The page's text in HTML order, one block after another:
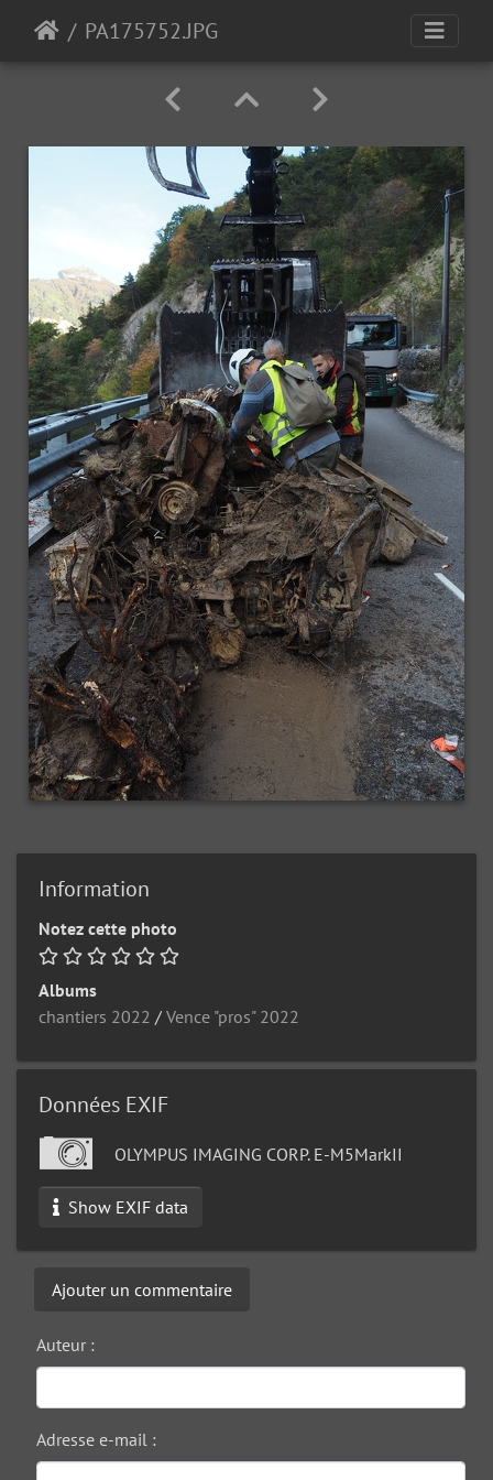
PA175752.JPG
Information
Notez cette photo
Albums
chantiers 2022 / Vence "pros" 2022
Données EXIF
OLYMPUS IMAGING CORP. E-M5MarkII
Show EXIF data
Ajouter un commentaire
Auteur :
Adresse e-mail :